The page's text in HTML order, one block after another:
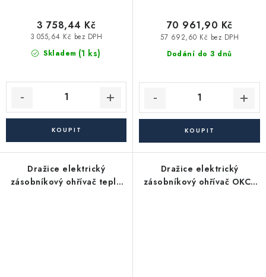
Skladem (1 ks)
3 055,64 Kč bez DPH
3 758,44 Kč
Dodání do 3 dnů
57 692,60 Kč bez DPH
70 961,90 Kč
Dražice elektrický
zásobníkový ohřívač teplé
Dražice elektrický
zásobníkový ohřívač OKCE